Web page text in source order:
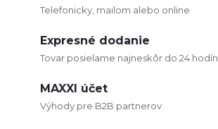
Telefonicky, mailom alebo online
Expresné dodanie
Tovar posielame najneskôr do 24 hodín
MAXXI účet
Výhody pre B2B partnerov